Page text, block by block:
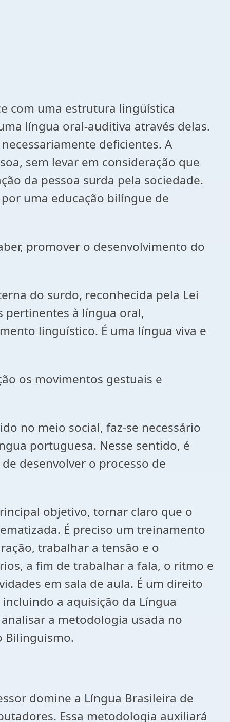
com uma estrutura lingüística
língua oral-auditiva através delas.
deficientes. A
sem levar em consideração que
da pessoa surda pela sociedade.
uma educação bilíngue de
promover o desenvolvimento do
do surdo, reconhecida pela Lei
pertinentes à língua oral,
linguístico. É uma língua viva e
os movimentos gestuais e
no meio social, faz-se necessário
portuguesa. Nesse sentido, é
desenvolver o processo de
objetivo, tornar claro que o
É preciso um treinamento
trabalhar a tensão e o
a fim de trabalhar a fala, o ritmo e
em sala de aula. É um direito
a aquisição da Língua
a metodologia usada no
Bilinguismo.
domine a Língua Brasileira de
Essa metodologia auxiliará